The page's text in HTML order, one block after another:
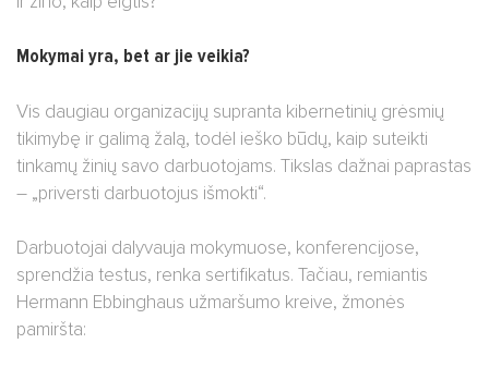
Mokymai yra, bet ar jie veikia?
Vis daugiau organizacijų supranta kibernetinių grėsmių
tikimybę ir galimą žalą, todėl ieško būdų, kaip suteikti
tinkamų žinių savo darbuotojams. Tikslas dažnai paprastas
– „priversti darbuotojus išmokti“.
Darbuotojai dalyvauja mokymuose, konferencijose,
sprendžia testus, renka sertifikatus. Tačiau, remiantis
Hermann Ebbinghaus užmaršumo kreive, žmonės
pamiršta: